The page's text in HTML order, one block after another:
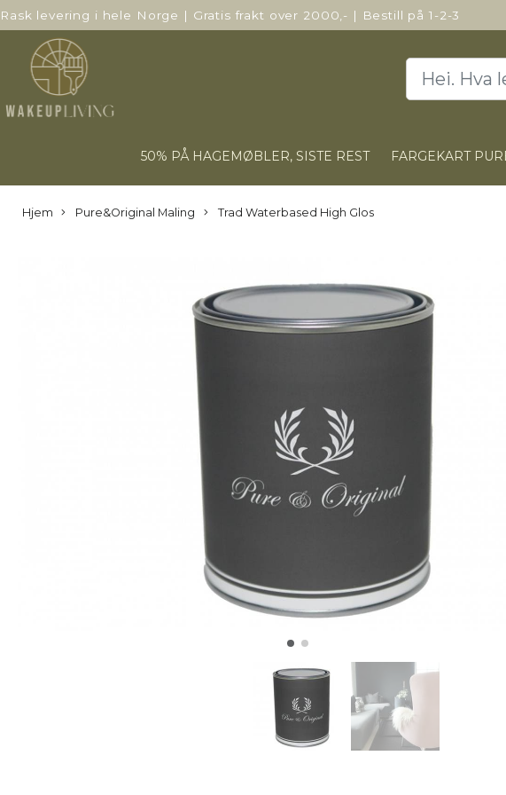
Rask levering i hele Norge | Gratis frakt over 2000,- | Bestill på 1-2-3
50% PÅ HAGEMØBLER, SISTE REST FARGEKART
Hjem Pure&Original Maling Trad Waterbased High Glos